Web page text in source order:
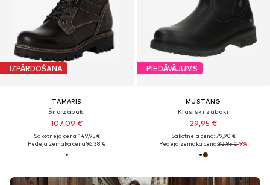
IZPĀRDOŠANA
TAMARIS
Šņorzābaki
107,09 €
Sākotnējā cena: 149,95 €
Pēdējā zemākā cena:96,38 €
PIEDĀVĀJUMS
MUSTANG
Klasiski zābaki
29,95 €
Sākotnējā cena: 79,90 €
Pēdējā zemākā cena:32,95 €-9%